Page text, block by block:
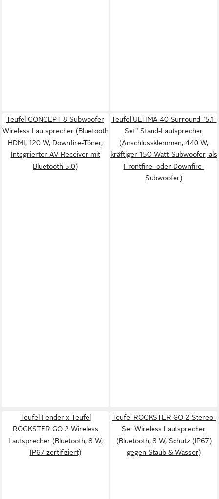
Teufel CONCEPT 8 Subwoofer
Wireless Lautsprecher (Bluetooth
HDMI, 120 W, Downfire-Töner,
Integrierter AV-Receiver mit
Bluetooth 5.0)
Teufel ULTIMA 40 Surround "5.1-
Set" Stand-Lautsprecher
(Anschlussklemmen, 440 W,
kräftiger 150-Watt-Subwoofer, als
Frontfire- oder Downfire-
Subwoofer)
Teufel Fender x Teufel
ROCKSTER GO 2 Wireless
Lautsprecher (Bluetooth, 8 W,
IP67-zertifiziert)
Teufel ROCKSTER GO 2 Stereo-
Set Wireless Lautsprecher
(Bluetooth, 8 W, Schutz (IP67)
gegen Staub & Wasser)